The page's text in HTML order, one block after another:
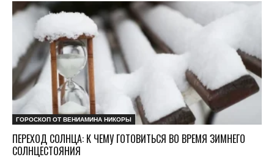
ГОРОСКОП ОТ ВЕНИАМИНА НИКОРЫ
ПЕРЕХОД СОЛНЦА: К ЧЕМУ ГОТОВИТЬСЯ ВО ВРЕМЯ ЗИМНЕГО
СОЛНЦЕСТОЯНИЯ